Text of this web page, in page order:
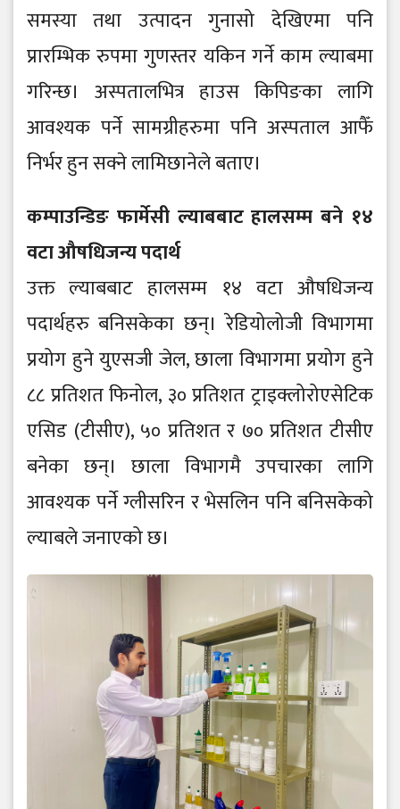
समस्या तथा उत्पादन गुनासो देखिएमा पनि
प्रारम्भिक रुपमा गुणस्तर यकिन गर्ने काम ल्याबमा
गरिन्छ। अस्पतालभित्र हाउस किपिङका लागि
आवश्यक पर्ने सामग्रीहरुमा पनि अस्पताल आफैँ
निर्भर हुन सक्ने लामिछानेले बताए।
कम्पाउन्डिङ फार्मेसी ल्याबबाट हालसम्म बने १४
वटा औषधिजन्य पदार्थ
उक्त ल्याबबाट हालसम्म १४ वटा औषधिजन्य
पदार्थहरु बनिसकेका छन्। रेडियोलोजी विभागमा
प्रयोग हुने युएसजी जेल, छाला विभागमा प्रयोग हुने
८८ प्रतिशत फिनोल, ३० प्रतिशत ट्राइक्लोरोएसेटिक
एसिड (टीसीए), ५० प्रतिशत र ७० प्रतिशत टीसीए
बनेका छन्। छाला विभागमै उपचारका लागि
आवश्यक पर्ने ग्लीसरिन र भेसलिन पनि बनिसकेको
ल्याबले जनाएको छ।